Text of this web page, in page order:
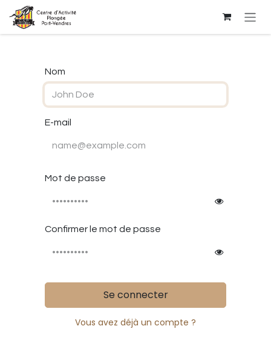
Se rendre au contenu
Nom
E-mail
Mot de passe
Confirmer le mot de passe
Se connecter
Vous avez déjà un compte ?